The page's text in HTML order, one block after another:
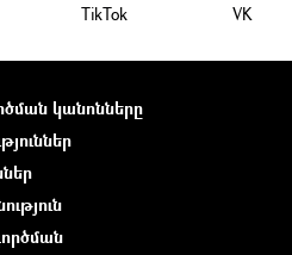
ТikТоk VK
կանոնները